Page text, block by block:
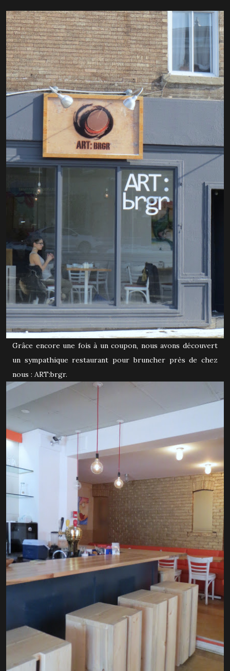
Grâce encore une fois à un coupon, nous avons découvert
un sympathique restaurant pour bruncher près de chez
nous : ART:brgr.